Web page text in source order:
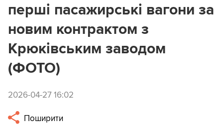
перші пасажирські вагони за
новим контрактом з
Крюківським заводом
(ФОТО)
2026-04-27 16:02
Поширити